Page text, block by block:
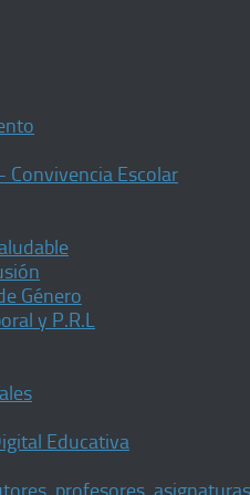
Convivencia Escolar
Género
y P.R.L
Educativa